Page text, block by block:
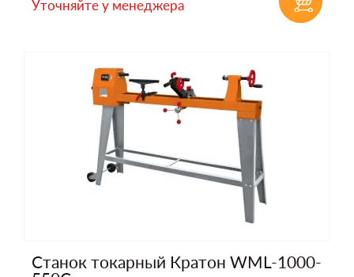
Уточняйте у менеджера
Станок токарный Кратон WML-1000-